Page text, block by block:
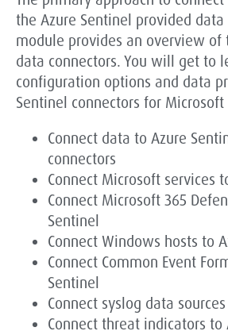
the Azure Sentinel provided data
module provides an overview of
data connectors. You will get to
configuration options and data
Sentinel connectors for Microsoft
Connect data to Azure
connectors
Connect Microsoft services
Connect Microsoft 365
Sentinel
Connect Windows hosts to
Connect Common Event
Sentinel
Connect syslog data
Connect threat indicators to